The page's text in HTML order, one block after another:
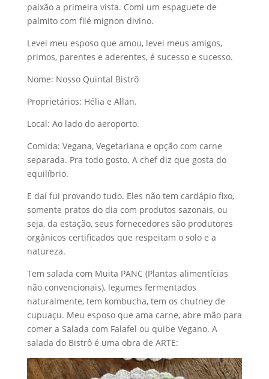
paixão a primeira vista. Comi um espaguete de
palmito com filé mignon divino.
Levei meu esposo que amou, levei meus amigos,
primos, parentes e aderentes, é sucesso e sucesso.
Nome: Nosso Quintal Bistrô
Proprietários: Hélia e Allan.
Local: Ao lado do aeroporto.
Comida: Vegana, Vegetariana e opção com carne
separada. Pra todo gosto. A chef diz que gosta do
equilíbrio.
E daí fui provando tudo. Eles não tem cardápio fixo,
somente pratos do dia com produtos sazonais, ou
seja, da estação, seus fornecedores são produtores
orgânicos certificados que respeitam o solo e a
natureza.
Tem salada com Muita PANC (Plantas alimentícias
não convencionais), legumes fermentados
naturalmente, tem kombucha, tem os chutney de
cupuaçu. Meu esposo que ama carne, abre mão para
comer a Salada com Falafel ou quibe Vegano. A
salada do Bistrô é uma obra de ARTE: